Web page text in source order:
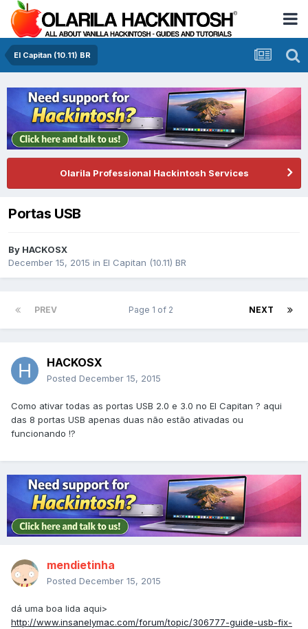
El Capitan (10.11) BR
Olarila Professional Hackintosh Services
Portas USB
By HACKOSX
December 15, 2015 in El Capitan (10.11) BR
PREV NEXT
Page 1 of 2
HACKOSX
Posted December 15, 2015
Como ativar todas as portas USB 2.0 e 3.0 no El Capitan ? aqui
das 8 portas USB apenas duas não estão ativadas ou
funcionando !?
mendietinha
Posted December 15, 2015
dá uma boa lida aqui>
http://www.insanelymac.com/forum/topic/306777-guide-usb-fix-